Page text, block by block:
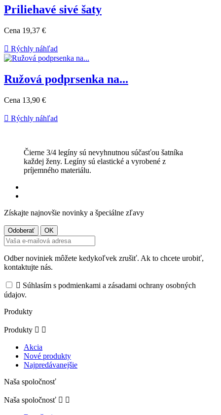
Priliehavé sivé šaty
Cena 19,37 €
 Rýchly náhľad
Ružová podprsenka na...
Cena 13,90 €
 Rýchly náhľad
Čierne 3/4 legíny sú nevyhnutnou súčasťou šatníka
každej ženy. Legíny sú elastické a vyrobené z
príjemného materiálu.
Získajte najnovšie novinky a špeciálne zľavy
Odber noviniek môžete kedykoľvek zrušiť. Ak to chcete urobiť,
kontaktujte nás.
 Súhlasím s podmienkami a zásadami ochrany osobných
údajov.
Produkty
Produkty  
Akcia
Nové produkty
Najpredávanejšie
Naša spoločnosť
Naša spoločnosť  